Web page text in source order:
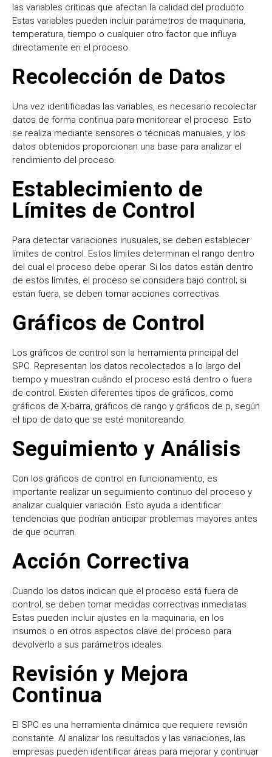
las variables críticas que afectan la calidad del producto.
Estas variables pueden incluir parámetros de maquinaria,
temperatura, tiempo o cualquier otro factor que influya
directamente en el proceso.
Recolección de Datos
Una vez identificadas las variables, es necesario recolectar
datos de forma continua para monitorear el proceso. Esto
se realiza mediante sensores o técnicas manuales, y los
datos obtenidos proporcionan una base para analizar el
rendimiento del proceso.
Establecimiento de
Límites de Control
Para detectar variaciones inusuales, se deben establecer
límites de control. Estos límites determinan el rango dentro
del cual el proceso debe operar. Si los datos están dentro
de estos límites, el proceso se considera bajo control; si
están fuera, se deben tomar acciones correctivas.
Gráficos de Control
Los gráficos de control son la herramienta principal del
SPC. Representan los datos recolectados a lo largo del
tiempo y muestran cuándo el proceso está dentro o fuera
de control. Existen diferentes tipos de gráficos, como
gráficos de X-barra, gráficos de rango y gráficos de p, según
el tipo de dato que se esté monitoreando.
Seguimiento y Análisis
Con los gráficos de control en funcionamiento, es
importante realizar un seguimiento continuo del proceso y
analizar cualquier variación. Esto ayuda a identificar
tendencias que podrían anticipar problemas mayores antes
de que ocurran.
Acción Correctiva
Cuando los datos indican que el proceso está fuera de
control, se deben tomar medidas correctivas inmediatas.
Estas pueden incluir ajustes en la maquinaria, en los
insumos o en otros aspectos clave del proceso para
devolverlo a sus parámetros ideales.
Revisión y Mejora
Continua
El SPC es una herramienta dinámica que requiere revisión
constante. Al analizar los resultados y las variaciones, las
empresas pueden identificar áreas para mejorar y continuar